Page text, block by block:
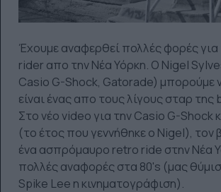
Έχουμε αναφερθεί πολλές φορές
rider απο την Νέα Υόρκη. Ο Nigel
Casio G-Shock, Gatorade) μπορούμε
είναι ένας απο τους λίγους σταρ της
Στο νέο video για την Casio G-Shock
(το έτος που γεννήθηκε ο Nigel), τον
ένα ασπρόμαυρο retro ride στην Νέα
πολλές αναφορές στα 80's (μας
Spike Lee η κινηματογράφιση).